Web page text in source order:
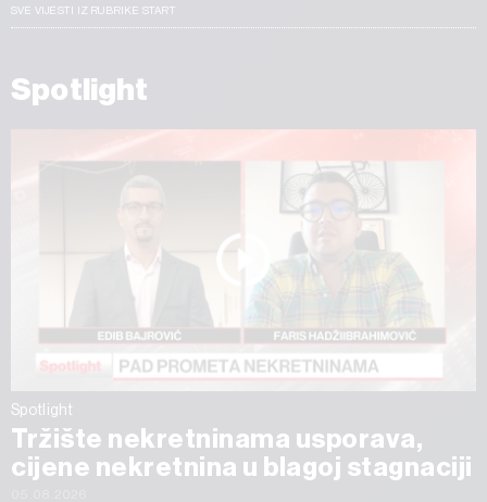
SVE VIJESTI IZ RUBRIKE START
Spotlight
Spotlight
Tržište nekretninama usporava,
cijene nekretnina u blagoj stagnaciji